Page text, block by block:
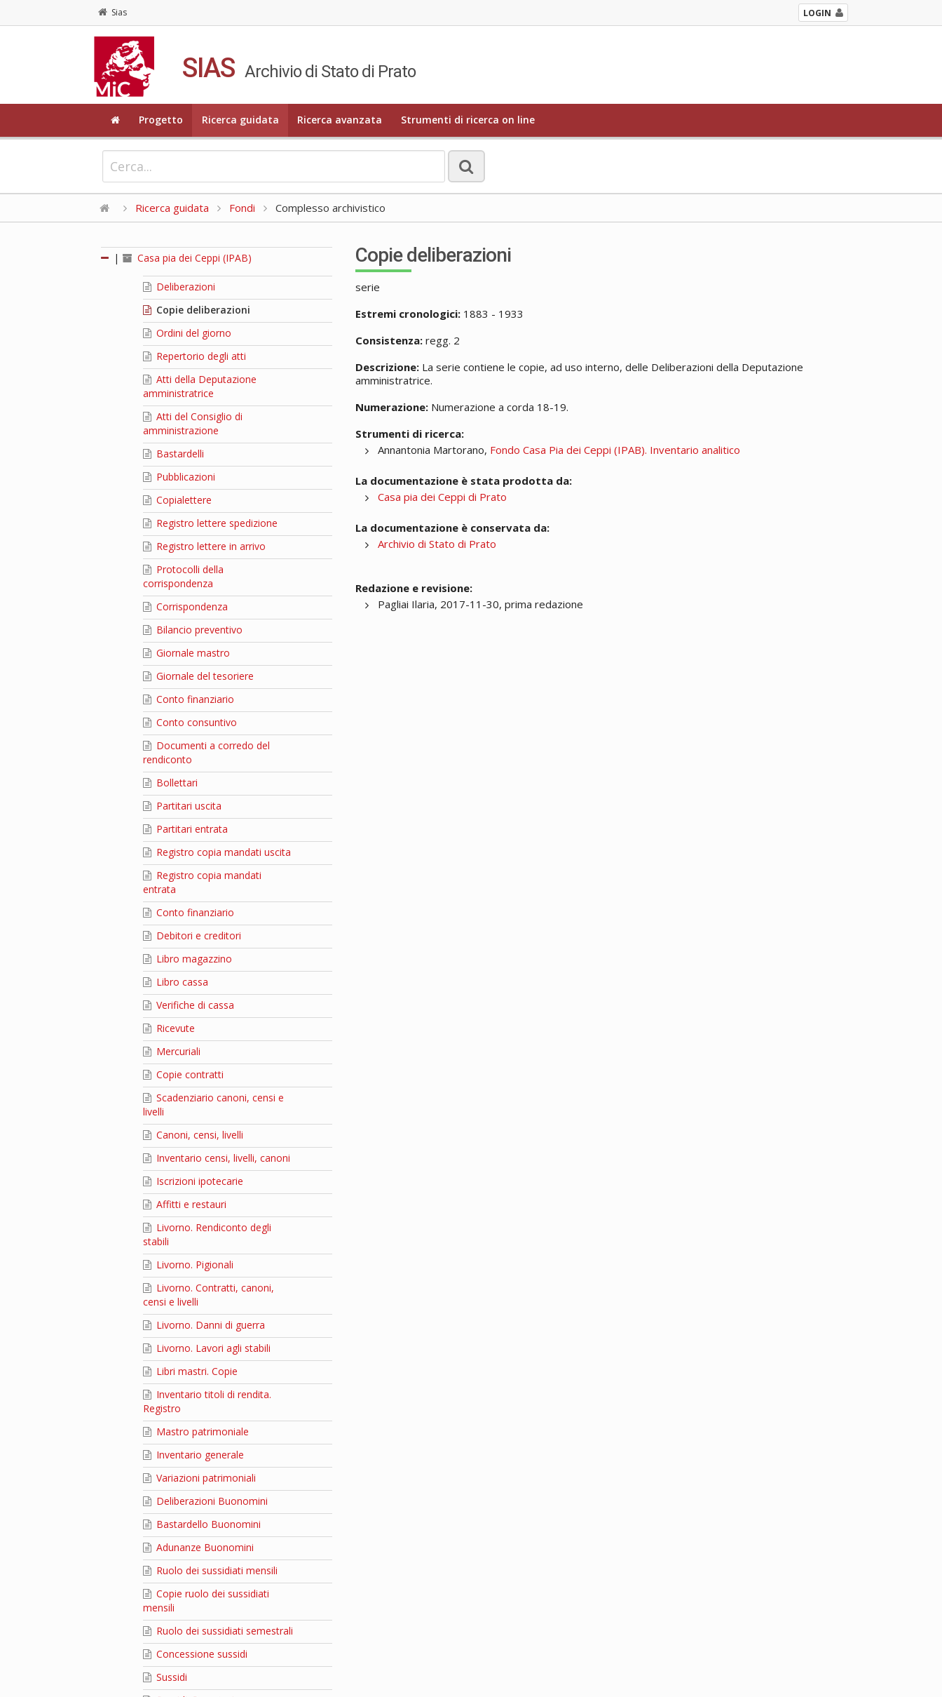
Sias LOGIN
SIAS Archivio di Stato di Prato
Progetto Ricerca guidata Ricerca avanzata Strumenti di ricerca on line
Ricerca guidata Fondi Complesso archivistico
| Casa pia dei Ceppi (IPAB)
Deliberazioni
Copie deliberazioni
Ordini del giorno
Repertorio degli atti
Atti della Deputazione
amministratrice
Atti del Consiglio di
amministrazione
Bastardelli
Pubblicazioni
Copialettere
Registro lettere spedizione
Registro lettere in arrivo
Protocolli della
corrispondenza
Corrispondenza
Bilancio preventivo
Giornale mastro
Giornale del tesoriere
Conto finanziario
Conto consuntivo
Documenti a corredo del
rendiconto
Bollettari
Partitari uscita
Partitari entrata
Registro copia mandati uscita
Registro copia mandati
entrata
Conto finanziario
Debitori e creditori
Libro magazzino
Libro cassa
Verifiche di cassa
Ricevute
Mercuriali
Copie contratti
Scadenziario canoni, censi e
livelli
Canoni, censi, livelli
Inventario censi, livelli, canoni
Iscrizioni ipotecarie
Affitti e restauri
Livorno. Rendiconto degli
stabili
Livorno. Pigionali
Livorno. Contratti, canoni,
censi e livelli
Livorno. Danni di guerra
Livorno. Lavori agli stabili
Libri mastri. Copie
Inventario titoli di rendita.
Registro
Mastro patrimoniale
Inventario generale
Variazioni patrimoniali
Deliberazioni Buonomini
Bastardello Buonomini
Adunanze Buonomini
Ruolo dei sussidiati mensili
Copie ruolo dei sussidiati
mensili
Ruolo dei sussidiati semestrali
Concessione sussidi
Sussidi
Copie deliberazioni
serie
Estremi cronologici: 1883 - 1933
Consistenza: regg. 2
Descrizione: La serie contiene le copie, ad uso interno, delle Deliberazioni della Deputazione
amministratrice.
Numerazione: Numerazione a corda 18-19.
Strumenti di ricerca:
Annantonia Martorano, Fondo Casa Pia dei Ceppi (IPAB). Inventario analitico
La documentazione è stata prodotta da:
Casa pia dei Ceppi di Prato
La documentazione è conservata da:
Archivio di Stato di Prato
Redazione e revisione:
Pagliai Ilaria, 2017-11-30, prima redazione